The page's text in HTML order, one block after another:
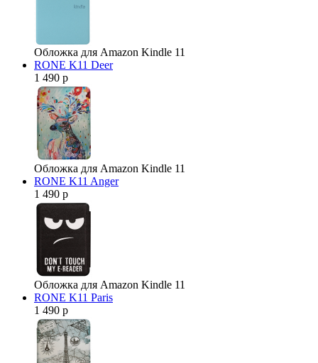
Обложка для Amazon Kindle 11
RONE K11 Deer
1 490 р
Обложка для Amazon Kindle 11
RONE K11 Anger
1 490 р
Обложка для Amazon Kindle 11
RONE K11 Paris
1 490 р